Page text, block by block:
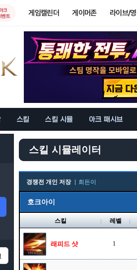
크
벤트
게임캘린더 게이머존 라이브/
스킬 스킬 시뮬 아크 패시브
스킬 시뮬레이터
경쟁전 개인 저장 희든이
호크아이
스킬 레벨
래피드 샷 1